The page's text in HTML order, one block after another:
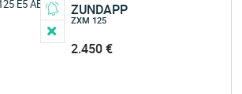
ZUNDAPP
ZXM 125
2.450 €